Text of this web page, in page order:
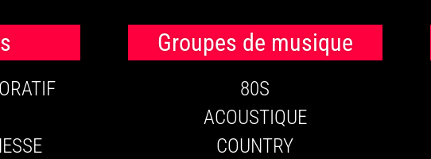
Groupes de musique
80S
ACOUSTIQUE
COUNTRY